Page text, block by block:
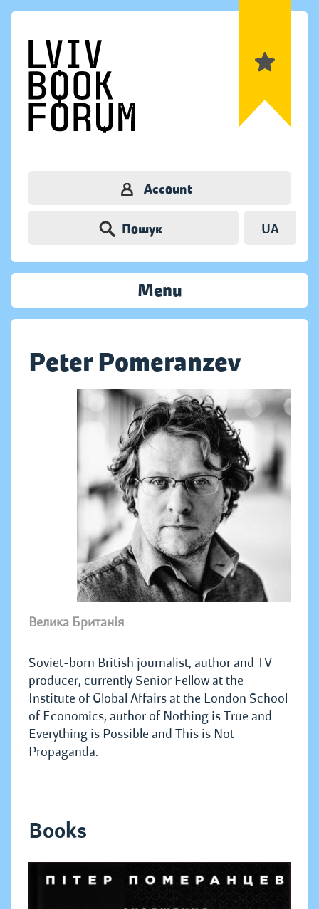
Account
Пошук UA
Menu
Peter Pomeranzev
Велика Британія
Soviet-born British journalist, author and TV
producer, currently Senior Fellow at the
Institute of Global Affairs at the London School
of Economics, author of Nothing is True and
Everything is Possible and This is Not
Propaganda.
Books